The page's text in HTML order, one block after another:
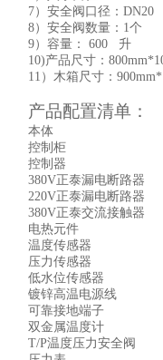
7）安全阀口径：DN20
8）安全阀数量：1个
9）容量： 600 升
10)产品尺寸：
11）木箱尺寸：
产品配置清单：
本体
控制柜
控制器
380V正泰漏电断路器
220V正泰漏电断路器
380V正泰交流接触器
电热元件
温度传感器
压力传感器
低水位传感器
镀锌高温电源线
可靠接地端子
双金属温度计
T/P温度压力安全阀